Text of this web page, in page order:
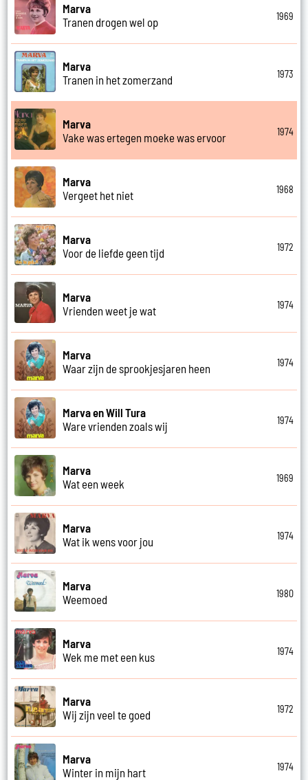
Marva
Tranen drogen wel op
1969
Marva
Tranen in het zomerzand
1973
Marva
Vake was ertegen moeke was ervoor
1974
Marva
Vergeet het niet
1968
Marva
Voor de liefde geen tijd
1972
Marva
Vrienden weet je wat
1974
Marva
Waar zijn de sprookjesjaren heen
1974
Marva en Will Tura
Ware vrienden zoals wij
1974
Marva
Wat een week
1969
Marva
Wat ik wens voor jou
1974
Marva
Weemoed
1980
Marva
Wek me met een kus
1974
Marva
Wij zijn veel te goed
1972
Marva
Winter in mijn hart
1974